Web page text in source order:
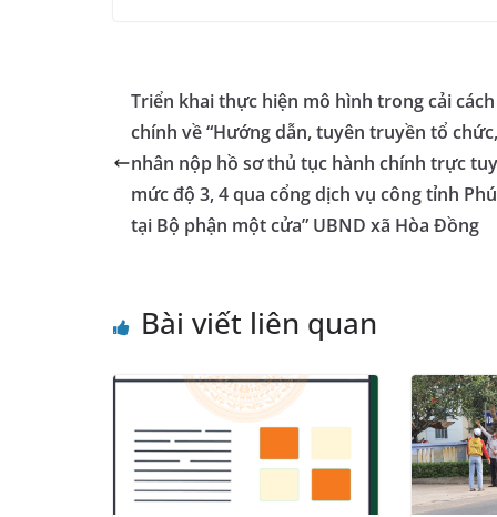
b
o
o
k
n
g
er
A
p
p
dI
n
a
m
Triển khai thực hiện mô hình trong cải
chính về “Hướng dẫn, tuyên truyền tổ
nhân nộp hồ sơ thủ tục hành chính trực
mức độ 3, 4 qua cổng dịch vụ công tỉnh
tại Bộ phận một cửa” UBND xã Hòa Đồng
Bài viết liên quan